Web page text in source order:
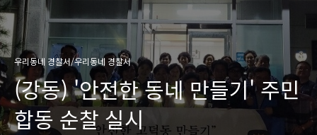
우리동네 경찰서/우리동네 경찰서
(강동) '안전한 동네 만들기' 주민
합동 순찰 실시